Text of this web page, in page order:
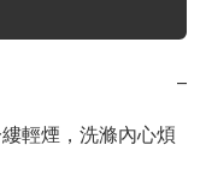
−
輕煙，洗滌內心煩